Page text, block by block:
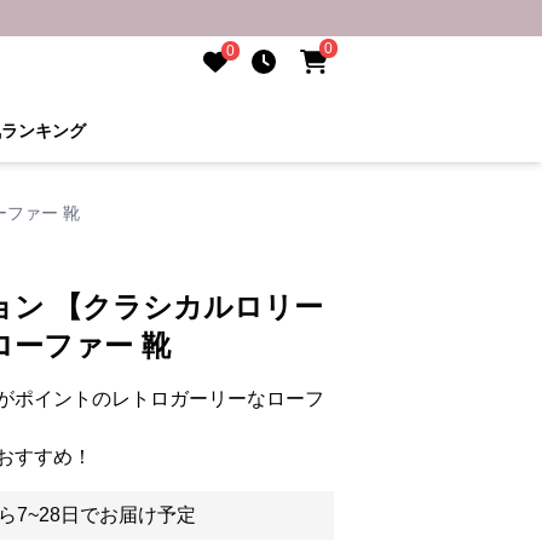
0 0
ンキング
ファー 靴
ン 【クラシカルロリー
ーファー 靴
ポイントのレトロガーリーなローフ
すすめ！
7~28日でお届け予定